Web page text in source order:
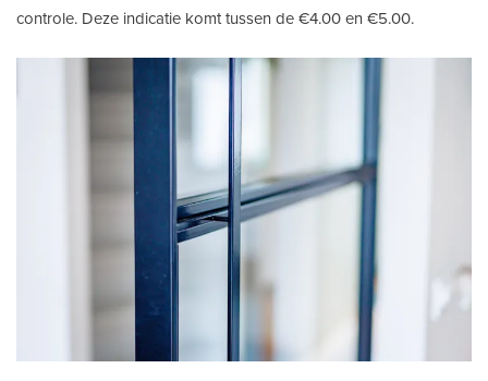
controle. Deze indicatie komt tussen de €4.00 en €5.00.